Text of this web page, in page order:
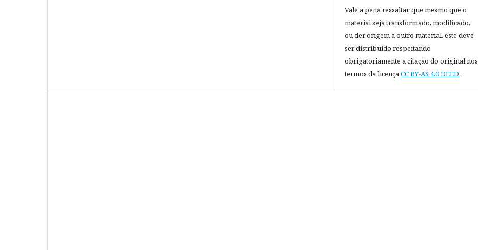
Vale a pena ressaltar, que mesmo que o
material seja transformado, modificado,
ou der origem a outro material, este deve
ser distribuido respeitando
obrigatoriamente a citação do original nos
termos da licença CC BY-AS 4.0 DEED.